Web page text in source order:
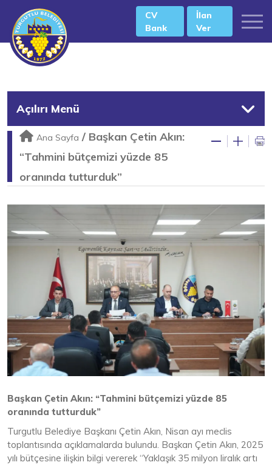
CV
Bank
İlan
Ver
Açılırı Menü
Ana Sayfa / Başkan Çetin Akın:
“Tahmini bütçemizi yüzde 85
oranında tutturduk”
Başkan Çetin Akın: “Tahmini bütçemizi yüzde 85
oranında tutturduk”
Turgutlu Belediye Başkanı Çetin Akın, Nisan ayı meclis
toplantısında açıklamalarda bulundu. Başkan Çetin Akın, 2025
yılı bütçesine ilişkin bilgi vererek “Yaklaşık 35 milyon liralık artı